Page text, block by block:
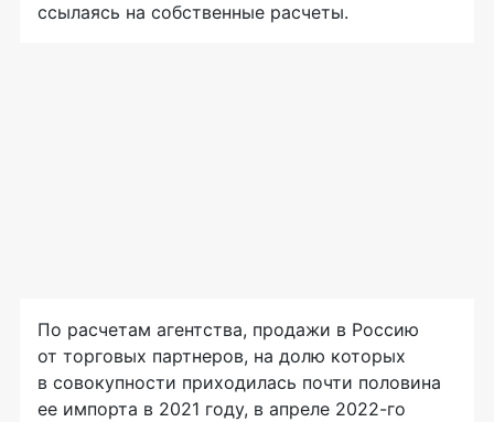
ссылаясь на собственные расчеты.
По расчетам агентства, продажи в Россию
от торговых партнеров, на долю которых
в совокупности приходилась почти половина
ее импорта в 2021 году, в апреле 2022-го